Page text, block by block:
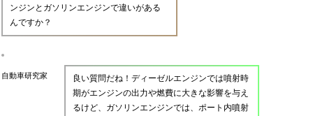
ンジンとガソリンエンジンで違いがある
んですか？
自動車研究家
良い質問だね！ディーゼルエンジンでは噴射時
期がエンジンの出力や燃費に大きな影響を与え
るけど、ガソリンエンジンでは、ポート内噴射